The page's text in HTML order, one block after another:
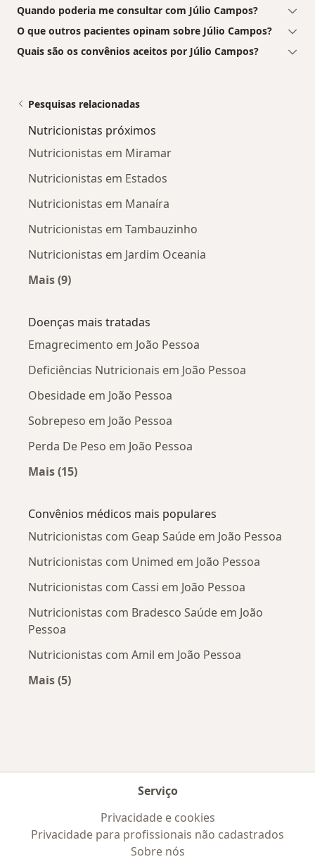
Quando poderia me consultar com Júlio Campos?
O que outros pacientes opinam sobre Júlio Campos?
Quais são os convênios aceitos por Júlio Campos?
Pesquisas relacionadas
Nutricionistas próximos
Nutricionistas em Miramar
Nutricionistas em Estados
Nutricionistas em Manaíra
Nutricionistas em Tambauzinho
Nutricionistas em Jardim Oceania
Mais (9)
Doenças mais tratadas
Emagrecimento em João Pessoa
Deficiências Nutricionais em João Pessoa
Obesidade em João Pessoa
Sobrepeso em João Pessoa
Perda De Peso em João Pessoa
Mais (15)
Convênios médicos mais populares
Nutricionistas com Geap Saúde em João Pessoa
Nutricionistas com Unimed em João Pessoa
Nutricionistas com Cassi em João Pessoa
Nutricionistas com Bradesco Saúde em João
Pessoa
Nutricionistas com Amil em João Pessoa
Mais (5)
Serviço
Privacidade e cookies
Privacidade para profissionais não cadastrados
Sobre nós